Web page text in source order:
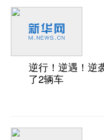
逆行！逆遇！逆
了2辆车